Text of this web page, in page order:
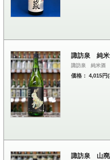
諏訪泉 純米
諏訪泉 純米酒
価格： 4,015円
諏訪泉 山廃